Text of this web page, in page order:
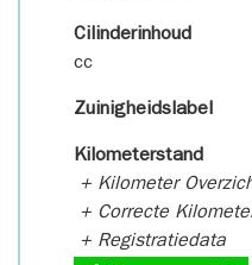
Cilinderinhoud
cc
Zuinigheidslabel
Kilometerstand
+ Kilometer
+ Correcte
+ Registratiedata